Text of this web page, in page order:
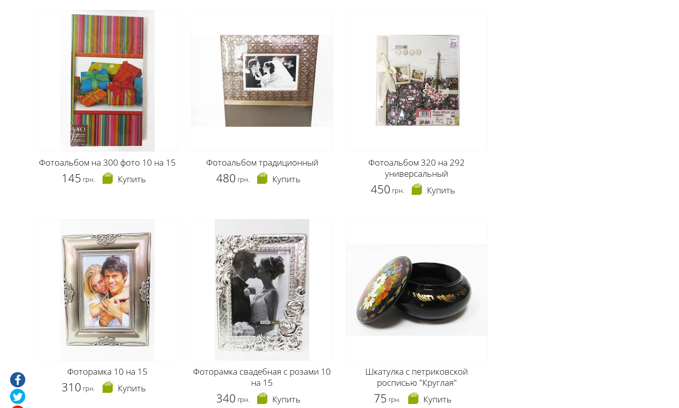
Фотоальбом на 300 фото 10 на 15
145 грн. Купить
Фотоальбом традиционный
480 грн. Купить
Фотоальбом 320 на 292
универсальный
450 грн. Купить
Фоторамка 10 на 15
310 грн. Купить
Фоторамка свадебная с розами 10
на 15
340 грн. Купить
Шкатулка с петриковской
росписью "Круглая"
75 грн. Купить